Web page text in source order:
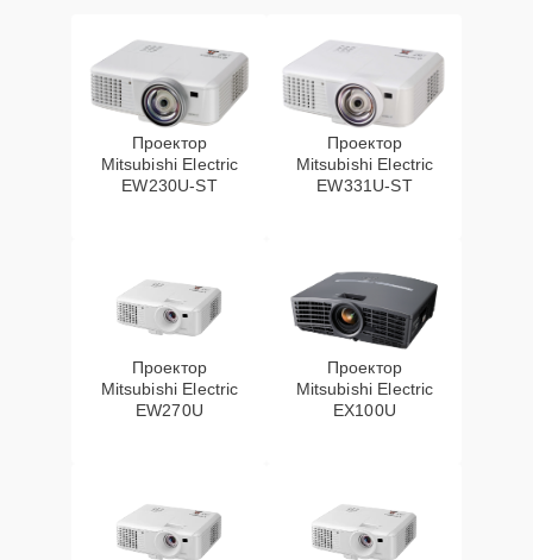
Проектор
Mitsubishi Electric
EW230U-ST
Проектор
Mitsubishi Electric
EW331U-ST
Проектор
Mitsubishi Electric
EW270U
Проектор
Mitsubishi Electric
EX100U